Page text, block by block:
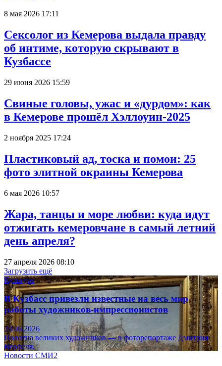
8 мая 2026 17:11
Сексолог из Кемерова выдала правду
об интиме, которую скрывают в
Кузбассе
29 июня 2026 15:59
Свиные головы, ужас и «дурдом»: как
в Кемерове прошёл Хэллоуин-2025
2 ноября 2025 17:24
Пластиковый ад, тоска и помои: 25
фото элитной окраины Кемерова
6 мая 2026 10:57
Жара, танцы и море любви: куда идут
отжигать кемеровчане в самый летний
день апреля?
27 апреля 2026 08:10
Загрузить ещё
Культура
В Кузбасс привезли известные на весь мир
работы художников-импрессионистов
23.06.2026
Полотна великих художников — в фоторепортаже Дмитрия
Верфеля.
Новости СМИ2